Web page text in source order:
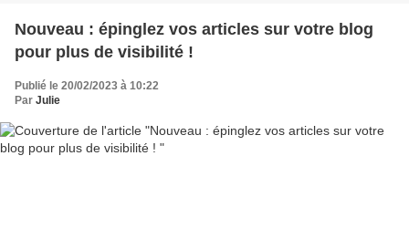
Nouveau : épinglez vos articles sur votre blog
pour plus de visibilité !
Publié le 20/02/2023 à 10:22
Par Julie